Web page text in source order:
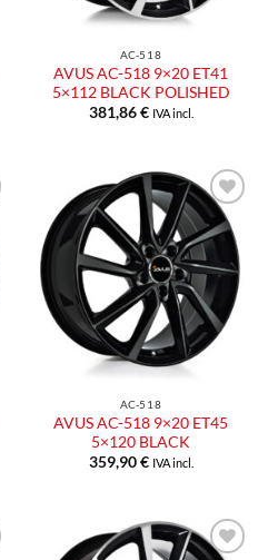
AC-518
AVUS AC-518 9×20 ET41
5×112 BLACK POLISHED
381,86€ IVA incl.
Aggiungi
alla lista
dei
desideri
AC-518
AVUS AC-518 9×20 ET45
5×120 BLACK
359,90€ IVA incl.